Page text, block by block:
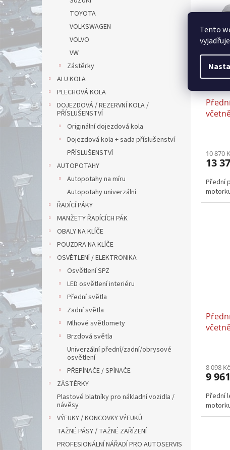
Tento
TOYOTA
VOLKSWAGEN
VOLVO
VW
Zástěrky
ALU KOLA
PLECHOVÁ KOLA
DOJEZDOVÁ / REZERVNÍ KOLA /
PŘÍSLUŠENSTVÍ
Originální dojezdová kola
Dojezdová kola + sada příslušenství
PŘÍSLUŠENSTVÍ
AUTOPOTAHY
Autopotahy na míru
Autopotahy univerzální
ŘADÍCÍ PÁKY
MANŽETY ŘADÍCÍCH PÁK
OBALY NA KLÍČE
POUZDRA NA KLÍČE
OSVĚTLENÍ / ELEKTRONIKA
Osvětlení SPZ
LED osvětlení interiéru
Přední světla
Zadní světla
Mlhové světlomety
Brzdová světla
Univerzální přední/zadní/obrysové
osvětlení
PŘEPÍNAČE / SPÍNAČE
ZÁSTĚRKY
Plastové blatníky pro nákladní vozidla /
návěsy
VÝFUKY / KONCOVKY VÝFUKŮ
TAŽNÉ PÁSY / TAŽNÉ ZAŘÍZENÍ
PROFESIONÁLNÍ NÁŘADÍ PRO AUTOSERVIS
ý
p
i
s
p
r
d
u
10 870
13
Přední
8 098
9
Přední